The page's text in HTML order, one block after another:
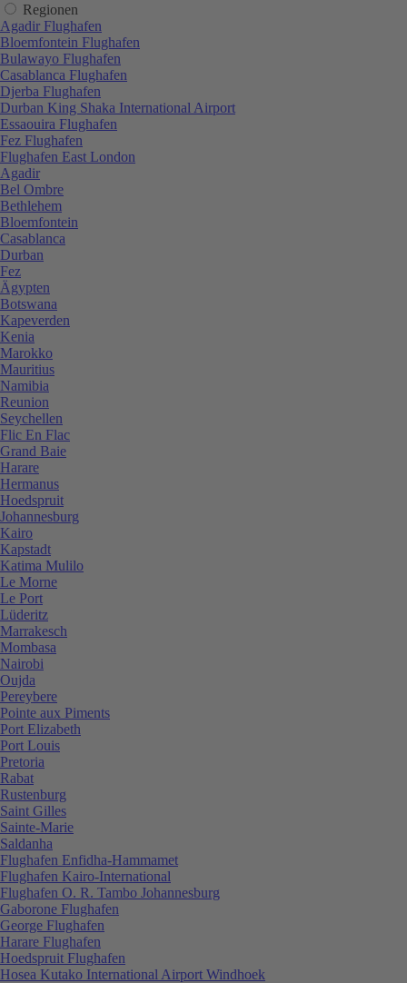
Regionen
Agadir Flughafen
Bloemfontein Flughafen
Bulawayo Flughafen
Casablanca Flughafen
Djerba Flughafen
Durban King Shaka International Airport
Essaouira Flughafen
Fez Flughafen
Flughafen East London
Agadir
Bel Ombre
Bethlehem
Bloemfontein
Casablanca
Durban
Fez
Ägypten
Botswana
Kapeverden
Kenia
Marokko
Mauritius
Namibia
Reunion
Seychellen
Flic En Flac
Grand Baie
Harare
Hermanus
Hoedspruit
Johannesburg
Kairo
Kapstadt
Katima Mulilo
Le Morne
Le Port
Lüderitz
Marrakesch
Mombasa
Nairobi
Oujda
Pereybere
Pointe aux Piments
Port Elizabeth
Port Louis
Pretoria
Rabat
Rustenburg
Saint Gilles
Sainte-Marie
Saldanha
Flughafen Enfidha-Hammamet
Flughafen Kairo-International
Flughafen O. R. Tambo Johannesburg
Gaborone Flughafen
George Flughafen
Harare Flughafen
Hoedspruit Flughafen
Hosea Kutako International Airport Windhoek